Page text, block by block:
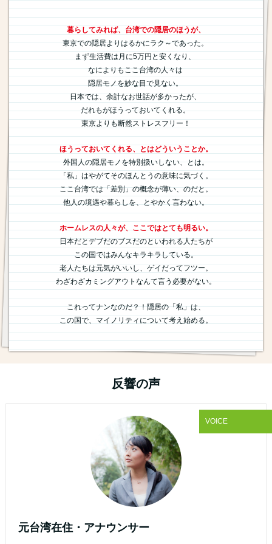
暮らしてみれば、台湾での隠居のほうが、
東京での隠居よりはるかにラク～であった。
まず生活費は月に5万円と安くなり、
なによりもここ台湾の人々は
隠居モノを妙な目で見ない。
日本では、余計なお世話が多かったが、
だれもがほうっておいてくれる。
東京よりも断然ストレスフリー！
ほうっておいてくれる、とはどういうことか。
外国人の隠居モノを特別扱いしない、とは。
「私」はやがてそのほんとうの意味に気づく。
ここ台湾では「差別」の概念が薄い、のだと。
他人の境遇や暮らしを、とやかく言わない。
ホームレスの人々が、ここではとても明るい。
日本だとデブだのブスだのといわれる人たちが
この国ではみんなキラキラしている。
老人たちは元気がいいし、ゲイだってフツー。
わざわざカミングアウトなんて言う必要がない。
これってナンなのだ？！隠居の「私」は、
この国で、マイノリティについて考え始める。
反響の声
元台湾在住・アナウンサー
VOICE